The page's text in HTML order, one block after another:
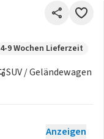
4-9 Wochen Lieferzeit
SUV / Geländewagen
Anzeigen